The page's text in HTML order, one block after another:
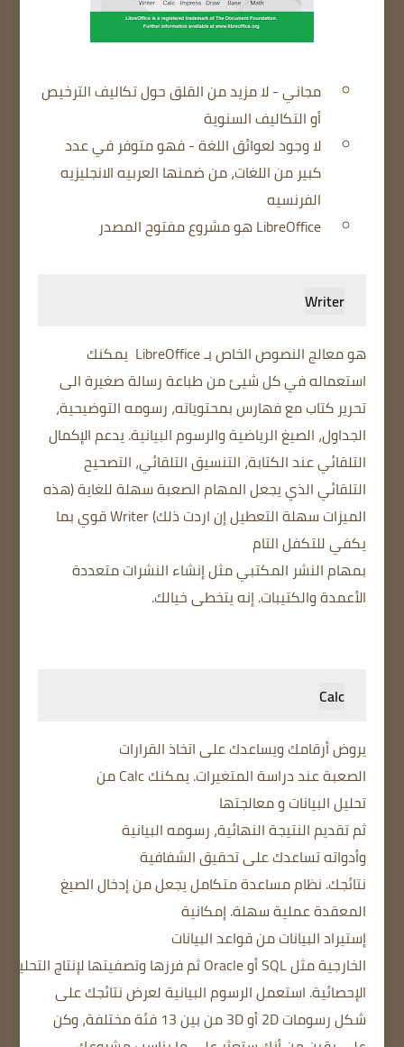
مجاني - لا مزيد من القلق حول تكاليف الترخيص
أو التكاليف السنوية
ﻻ وجود لعوائق اللغة - فهو متوفر في عدد
كبير من اللغات، من ضمنها العربيه الانجليزيه
الفرنسيه
LibreOffice هو مشروع مفتوح المصدر
Writer
هو معالج النصوص الخاص بـ LibreOffice يمكنك
استعماله في كل شيئ من طباعة رسالة صغيرة الى
تحرير كتاب مع فهارس بمحتوياته، رسومه التوضيحية،
الجداول، الصيغ الرياضية والرسوم البيانية. يدعم الإكمال
التلقائي عند الكتابة، التنسيق التلقائي، التصحيح
التلقائي الذي يجعل المهام الصعبة سهلة للغاية (هذه
الميزات سهلة التعطيل إن اردت ذلك)Writer قوي
بما
يكفيللتكفل التام
بمهامالنشر المكتبيمثلإنشاء النشراتمتعددة
الأعمدةوالكتيبات.إنه يتخطى خيالك.
Calc
يروضأرقامكويساعدك علىاتخاذ القرارات
الصعبةعنددراسةالمتغيرات.
يمكنك Calc من
تحليلالبيانات و معالجتها
ثمتقديمالنتيجةالنهائية، رسومه البيانية
وأدواتهتساعدك على تحقيقالشفافية
نتائجك. نظاممساعدةمتكامليجعل منإدخال الصيغ
المعقدةعملية سهلة.إمكانية
إستيرادالبياناتمنقواعد البيانات
الخارجيةمثلSQLأوOracleثمفرزها وتصفيتهالإنتاج
الإحصائية. استعملالرسوم البيانيةلعرضنتائجك على
شكل رسومات2D أو 3Dمن بين13 فئة مختلفة ، وكن